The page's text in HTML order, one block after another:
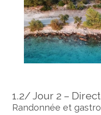
1.2/ Jour 2 –
Randonnée et